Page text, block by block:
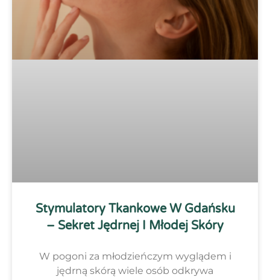
Stymulatory Tkankowe W Gdańsku
– Sekret Jędrnej I Młodej Skóry
W pogoni za młodzieńczym wyglądem i
jędrną skórą wiele osób odkrywa